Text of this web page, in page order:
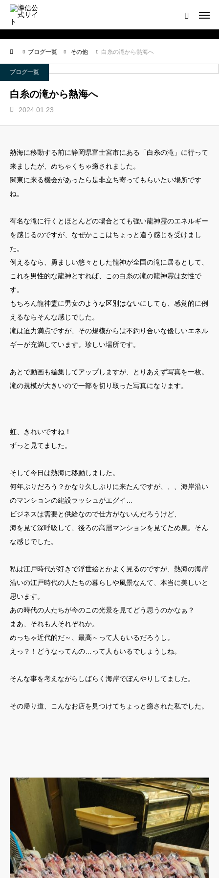
ブログ一覧 その他 白糸の滝から熱海へ
ブログ一覧
白糸の滝から熱海へ
2024.01.23
熱海に移動する前に静岡県富士宮市にある「白糸の滝」に行って
来ましたが、めちゃくちゃ癒されました。
関東に来る機会があったら是非立ち寄ってもらいたい場所です
ね。
有名な滝に行くとほとんどの場合とても強い龍神霊のエネルギー
を感じるのですが、なぜかここはちょっと違う感じを受けまし
た。
例えるなら、勇ましい悠々とした龍神が全国の滝に居るとして、
これを男性的な龍神とすれば、この白糸の滝の龍神霊は女性で
す。
もちろん龍神霊に男女のような区別はないにしても、感覚的に例
えるならそんな感じでした。
滝は迫力満点ですが、その規模からは不釣り合いな優しいエネル
ギーが充満しています。珍しい場所です。
あとで動画も編集してアップしますが、とりあえず写真を一枚。
滝の規模が大きいので一部を切り取った写真になります。
虹、きれいですね！
ずっと見てました。
そして今日は熱海に移動しました。
何年ぶりだろう？かなり久しぶりに来たんですが、、、海岸沿い
のマンションの建設ラッシュがエグイ…
ビジネスは需要と供給なので仕方がないんだろうけど、
海を見て深呼吸して、後ろの高層マンションを見てため息。そん
な感じでした。
私は江戸時代が好きで浮世絵とかよく見るのですが、熱海の海岸
沿いの江戸時代の人たちの暮らしや風景なんて、本当に美しいと
思います。
あの時代の人たちが今のこの光景を見てどう思うのかなぁ？
まあ、それも人それぞれか。
めっちゃ近代的だ～、最高～って人もいるだろうし。
えっ？！どうなってんの…って人もいるでしょうしね。
そんな事を考えながらしばらく海岸でぼんやりしてました。
その帰り道、こんなお店を見つけてちょっと癒された私でした。
ログイン 会員登録について
ホーム
導信サイト／霊的真理とは
靈符※会員限定